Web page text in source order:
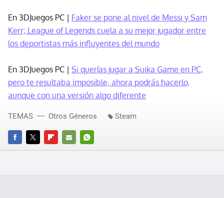
En 3DJuegos PC | Faker se pone al nivel de Messi y Sam
Kerr; League of Legends cuela a su mejor jugador entre
los deportistas más influyentes del mundo
En 3DJuegos PC | Si querías jugar a Suika Game en PC,
pero te resultaba imposible, ahora podrás hacerlo,
aunque con una versión algo diferente
FACEBOOKTWITTERFLIPBOARD
E-
WHATSAPP
TEMAS Otros Géneros Steam